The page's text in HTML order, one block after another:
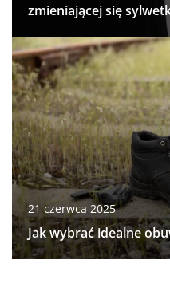
zmieniającej się
21 czerwca 2025
Jak wybrać idealne